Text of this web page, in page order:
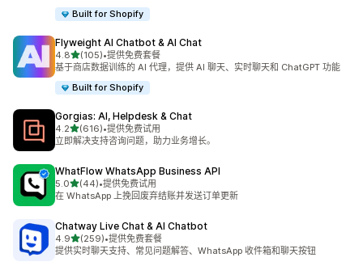
Built for Shopify
Flyweight AI Chatbot & AI Chat
4.8星（满分 5 星）
(105)
总共 105 条评论
•提供免费套餐
基于商店数据训练的 AI 代理，提供 AI 聊天、实时聊天和 ChatGPT 功能
Built for Shopify
Gorgias: AI, Helpdesk & Chat
4.2星（满分 5 星）
(616)
总共 616 条评论
•提供免费试用
立即解决支持咨询问题，助力业务增长。
WhatFlow WhatsApp Business API
5.0星（满分 5 星）
(44)
总共 44 条评论
•提供免费试用
在 WhatsApp 上挽回废弃结账并发送订单更新
Chatway Live Chat & AI Chatbot
4.9星（满分 5 星）
(259)
总共 259 条评论
•提供免费套餐
提供实时聊天支持、常见问题解答、WhatsApp 收件箱和聊天按钮